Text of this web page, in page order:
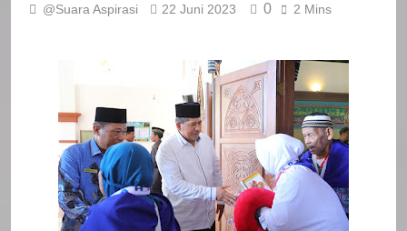
@Suara Aspirasi 22 Juni 2023 0 2 Mins